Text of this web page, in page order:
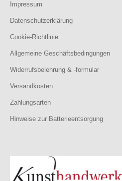
Impressum
Datenschutzerklärung
Cookie-Richtlinie
Allgemeine Geschäftsbedingungen
Widerrufsbelehrung & -formular
Versandkosten
Zahlungsarten
Hinweise zur Batterieentsorgung